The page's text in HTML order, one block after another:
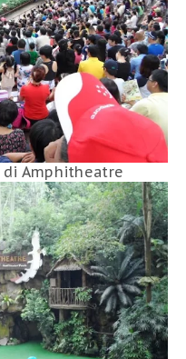
di Amphitheatre